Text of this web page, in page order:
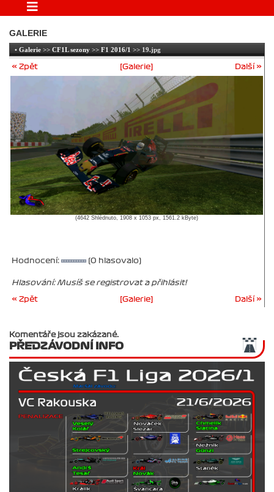
GALERIE
• Galerie >> CF1L sezony >> F1 2016/1 >> 19.jpg
« Zpět [Galerie] Další »
(4642 Shlédnuto, 1908 x 1053 px, 1561.2 kByte)
Hodnocení: (0 hlasovalo)
Hlasování: Musíš se registrovat a přihlásit!
« Zpět [Galerie] Další »
Komentáře jsou zakázané.
PŘEDZÁVODNÍ INFO